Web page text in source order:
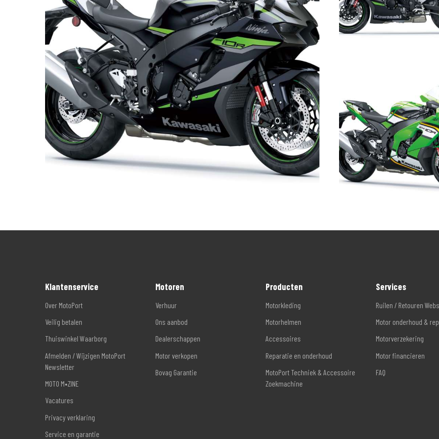
Klantenservice
Over MotoPort
Veilig betalen
Thuiswinkel Waarborg
Afmelden / Wijzigen MotoPort
Newsletter
MOTO M•ZINE
Vacatures
Privacy verklaring
Service en garantie
Motoren
Verhuur
Ons aanbod
Dealerschappen
Motor verkopen
Bovag Garantie
Producten
Motorkleding
Motorhelmen
Accessoires
Reparatie en onderhoud
MotoPort Techniek & Accessoire
Zoekmachine
Services
Ruilen / Retouren
Motor onderhoud &
Motorverzekering
Motor financieren
FAQ